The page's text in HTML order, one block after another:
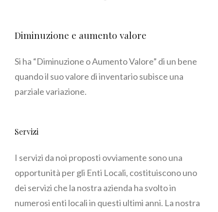
Diminuzione e aumento valore
Si ha “Diminuzione o Aumento Valore” di un bene
quando il suo valore di inventario subisce una
parziale variazione.
Servizi
I servizi da noi proposti ovviamente sono una
opportunità per gli Enti Locali, costituiscono uno
dei servizi che la nostra azienda ha svolto in
numerosi enti locali in questi ultimi anni. La nostra